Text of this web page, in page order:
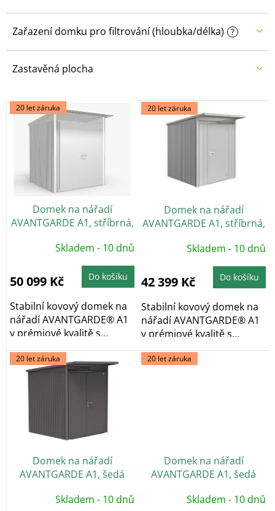
Zařazení domku pro filtrování (hloubka/délka) ?
Zastavěná plocha
V
ý
u
20 let záruka
Domek na nářadí
AVANTGARDE A1, stříbrná,
Skladem - 10 dnů
50 099 Kč Do košíku
Stabilní kovový domek na
nářadí AVANTGARDE® A1
v prémiové kvalitě s
20 let záruka
Domek na nářadí
AVANTGARDE A1, stříbrná,
Skladem - 10 dnů
42 399 Kč Do košíku
Stabilní kovový domek na
nářadí AVANTGARDE® A1
v prémiové kvalitě s
pultovou...
20 let záruka
Domek na nářadí
AVANTGARDE A1, šedá
Skladem - 10 dnů
20 let záruka
Domek na nářadí
AVANTGARDE A1, šedá
dveře
Skladem - 10 dnů